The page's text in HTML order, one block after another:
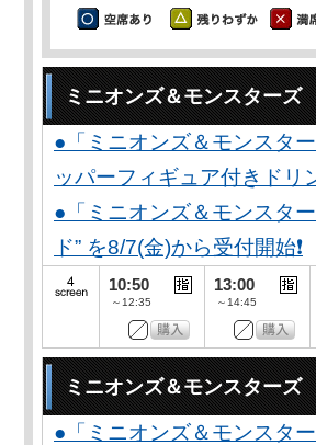
ミニオンズ＆モンスター
●「ミニオンズ＆モンスタ
ッパーフィギュア付きドリ
●「ミニオンズ＆モンスタ
ド” を8/7(金)から受付開始❗️
10:50
～12:35
13:00
～14:45
ミニオンズ＆モンスター
●「ミニオンズ＆モンスタ